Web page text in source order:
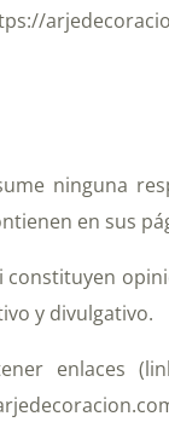
ninguna
en sus
y divulgativo.
enlaces